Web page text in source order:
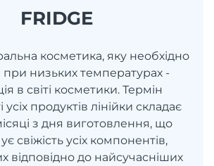
FRIDGE
косметика, яку необхідно
при низьких температурах -
в світі косметики. Термін
усіх продуктів лінійки складає
з дня виготовлення, що
свіжість усіх компонентів,
відповідно до найсучасніших